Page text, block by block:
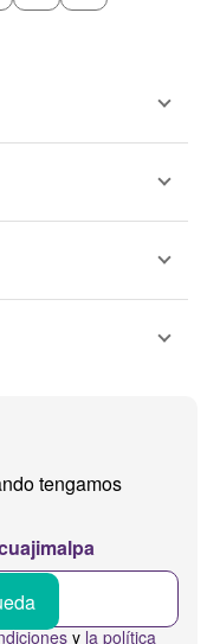
tengamos
y la política